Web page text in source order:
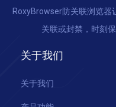
RoxyBrowser防关联浏览
关联或封禁，时刻
关于我们
关于我们